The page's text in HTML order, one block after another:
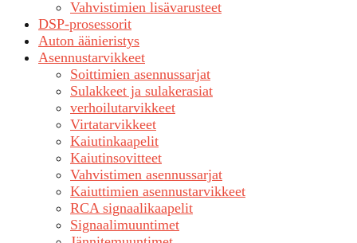
Vahvistimien lisävarusteet
DSP-prosessorit
Auton äänieristys
Asennustarvikkeet
Soittimien asennussarjat
Sulakkeet ja sulakerasiat
verhoilutarvikkeet
Virtatarvikkeet
Kaiutinkaapelit
Kaiutinsovitteet
Vahvistimen asennussarjat
Kaiuttimien asennustarvikkeet
RCA signaalikaapelit
Signaalimuuntimet